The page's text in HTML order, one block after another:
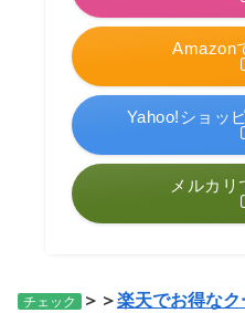
Amazon
Yahoo!ショッ
メルカリ
チェック ＞＞楽天でお得な